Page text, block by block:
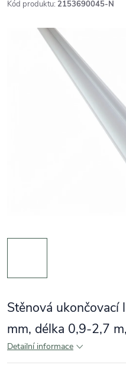
Kód produktu: 2153690045-N
Stěnová ukončovací
mm, délka 0,9-2,7
Detailní informace